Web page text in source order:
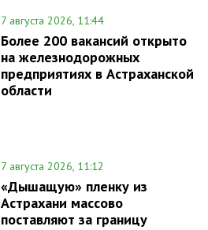
7 августа 2026, 11:44
Более 200 вакансий открыто
на железнодорожных
предприятиях в Астраханской
области
7 августа 2026, 11:12
«Дышащую» пленку из
Астрахани массово
поставляют за границу